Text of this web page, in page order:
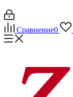
Сравнение0